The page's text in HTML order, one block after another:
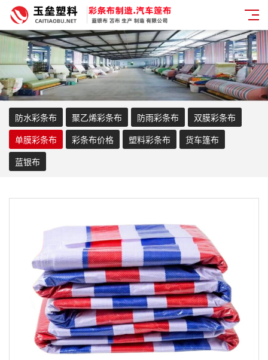
防水彩条布 聚乙烯彩条布 防雨彩条布
双膜彩条布
单膜彩条布
彩条布价格 塑料彩条布
货车篷布
蓝银布